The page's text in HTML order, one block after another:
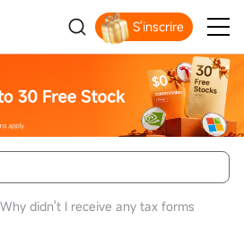
S'inscrire
Get Your Welcome Bonus
Why didn't I receive any tax forms